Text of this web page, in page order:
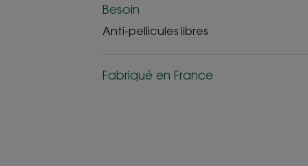
Besoin
Anti-pellicules libres
Fabriqué en France